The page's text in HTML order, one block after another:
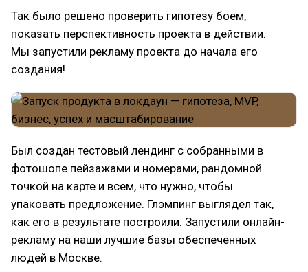
Так было решено проверить гипотезу боем,
показать перспективность проекта в действии.
Мы запустили рекламу проекта до начала его
создания!
Был создан тестовый лендинг с собранными в
фотошопе пейзажами и номерами, рандомной
точкой на карте и всем, что нужно, чтобы
упаковать предложение. Глэмпинг выглядел так,
как его в результате построили. Запустили онлайн-
рекламу на наши лучшие базы обеспеченных
людей в Москве.